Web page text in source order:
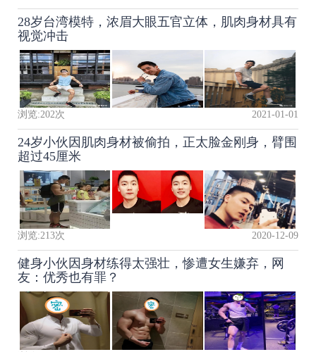
28岁台湾模特，浓眉大眼五官立体，肌肉身材具有
视觉冲击
浏览:202次 2021-01-01
24岁小伙因肌肉身材被偷拍，正太脸金刚身，臂围
超过45厘米
浏览:213次 2020-12-09
健身小伙因身材练得太强壮，惨遭女生嫌弃，网
友：优秀也有罪？